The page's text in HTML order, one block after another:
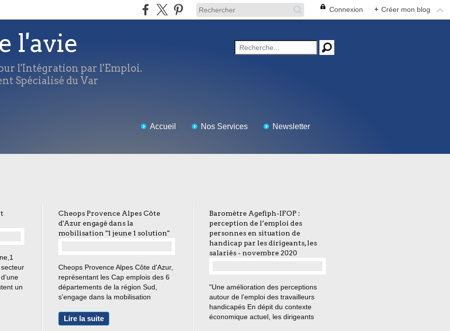
Connexion + Créer mon blog
l'avie
l'Intégration par l'Emploi.
Spécialisé du Var
Accueil Nos Services Newsletter
un
Cheops Provence Alpes Côte
d'Azur engagé dans la
mobilisation "1 jeune 1 solution"
Cheops Provence Alpes Côte d'Azur,
représentant les Cap emplois des 6
départements de la région Sud,
s'engage dans la mobilisation
des jeunes "1 jeune, 1 ... "En
présence d’Élisabeth Borne, ministre
Lire la suite
Baromètre Agefiph-IFOP :
perception de l’emploi des
personnes en situation de
handicap par les dirigeants, les
salariés - novembre 2020
"Une amélioration des perceptions
autour de l’emploi des travailleurs
handicapés En dépit du contexte
économique actuel, les dirigeants